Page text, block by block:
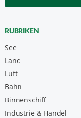
RUBRIKEN
See
Land
Luft
Bahn
Binnenschiff
Industrie & Handel